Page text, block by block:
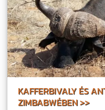
KAFFERBIVALY ÉS
ZIMBABWÉBEN >>